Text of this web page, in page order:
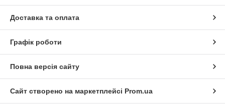
Доставка та оплата
Графік роботи
Повна версія сайту
Сайт створено на маркетплейсі Prom.ua